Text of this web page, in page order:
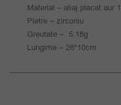
Material – aliaj placat aur
Pietre – zirconiu
Greutate – 5.18g
Lungime – 26*10cm